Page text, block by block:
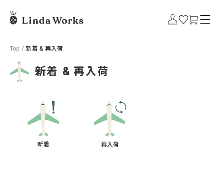
Top /新着 & 再入荷
新着 & 再入荷
新着 再入荷